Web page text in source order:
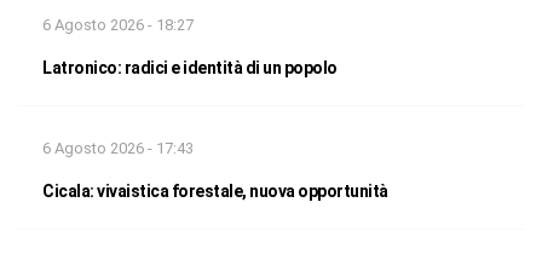
6 Agosto 2026 - 18:27
Latronico: radici e identità di un popolo
6 Agosto 2026 - 17:43
Cicala: vivaistica forestale, nuova opportunità